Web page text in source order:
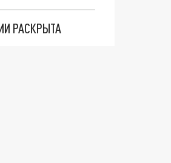
РАСКРЫТА